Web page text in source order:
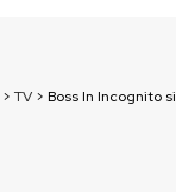
> TV > Boss In Incognito